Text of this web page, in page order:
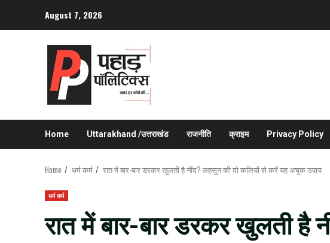
August 7, 2026
Home Uttarakhand /उत्तराखंड राजनीति क्राइम Privacy Policy
Home धर्म कर्म रात में बार-बार डरकर खुलती है नींद? लहसुन की दो कलियों से करें यह अचूक उपाय
धर्म कर्म
रात में बार-बार डरकर खुलती है